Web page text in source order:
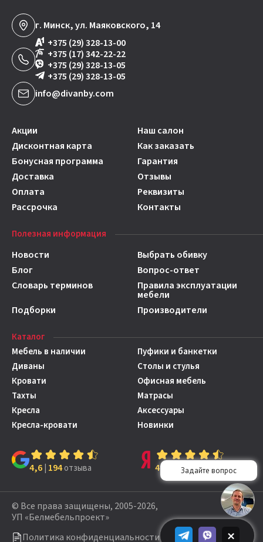
×
г. Минск, ул. Маяковского, 14
+375 (29) 328-13-00
+375 (17) 342-22-22
+375 (29) 328-13-05
+375 (29) 328-13-05
info@divanby.com
Акции
Наш салон
Дисконтная карта
Как заказать
Бонусная программа
Гарантия
Доставка
Отзывы
Оплата
Реквизиты
Рассрочка
Контакты
Полезная информация
Новости
Выбрать обивку
Блог
Вопрос-ответ
Словарь терминов
Правила эксплуатации
мебели
Подборки
Производители
Каталог
Мебель в наличии
Диваны
Кровати
Тахты
Кресла
Кресла-кровати
Пуфики и банкетки
Столы и стулья
Офисная мебель
Матрасы
Аксессуары
Новинки
4,6 194отзыва 4,7 149отзывов
© Все права защищены, 2005-2026,
УП «Белмебельпроект»
Политика конфиденциальности